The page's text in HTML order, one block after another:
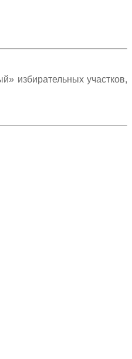
избирательных участков,